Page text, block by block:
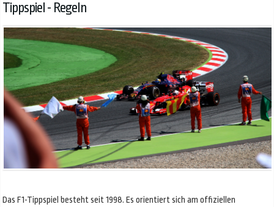
Tippspiel - Regeln
Das F1-Tippspiel besteht seit 1998. Es orientiert sich am offiziellen